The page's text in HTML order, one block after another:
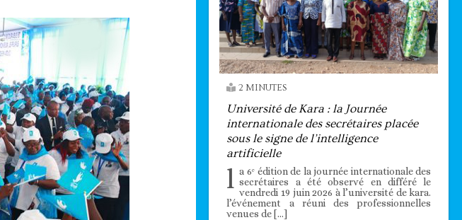
2 MINUTES
Université de Kara : la Journée
internationale des secrétaires placée
sous le signe de l’intelligence
artificielle
l a 6ᵉ édition de la journée internationale des
secrétaires a été observé en différé le
vendredi 19 juin 2026 à l’université de kara.
l’événement a réuni des professionnelles
venues de […]